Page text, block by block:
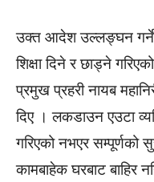
उक्त आदेश उल्लङ्घन
शिक्षा दिने र छाड्ने
प्रमुख प्रहरी नायब
दिए । लकडाउन एउटा
गरिएको नभएर सम्पूर्णको
कामबाहेक घरबाट बाहिर